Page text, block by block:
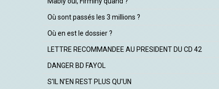
Où sont passés les 3 millions ?
Où en est le dossier ?
LETTRE RECOMMANDEE AU PRESIDENT DU CD 42
DANGER BD FAYOL
S'IL N'EN REST PLUS QU'UN